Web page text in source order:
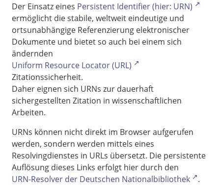
Der Einsatz eines Persistent Identifier (hier: URN)
ermöglicht die stabile, weltweit eindeutige und
ortsunabhängige Referenzierung elektronischer
Dokumente und bietet so auch bei einem sich
ändernden
Uniform Resource Locator (URL)
Zitationssicherheit.
Daher eignen sich URNs zur dauerhaft
sichergestellten Zitation in wissenschaftlichen
Arbeiten.
URNs können nicht direkt im Browser aufgerufen
werden, sondern werden mittels eines
Resolvingdienstes in URLs übersetzt. Die persistente
Auflösung dieses Links erfolgt hier durch den
URN-Resolver der Deutschen Nationalbibliothek
.